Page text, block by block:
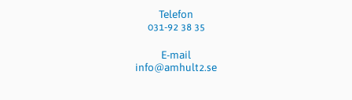
Telefon
031-92 38 35
E-mail
info@amhult2.se